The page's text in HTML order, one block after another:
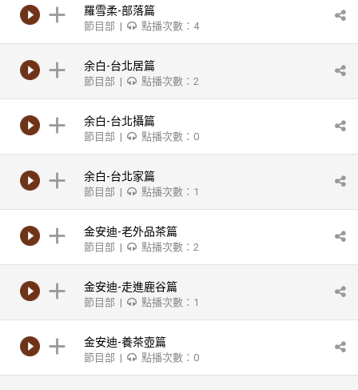
羅雪柔-部落篇
節目部 | 點播次數：4
余白-台北居篇
節目部 | 點播次數：2
余白-台北攝篇
節目部 | 點播次數：0
余白-台北家篇
節目部 | 點播次數：1
金安迪-老外品茶篇
節目部 | 點播次數：2
金安迪-走進鹿谷篇
節目部 | 點播次數：1
金安迪-養茶壺篇
節目部 | 點播次數：0